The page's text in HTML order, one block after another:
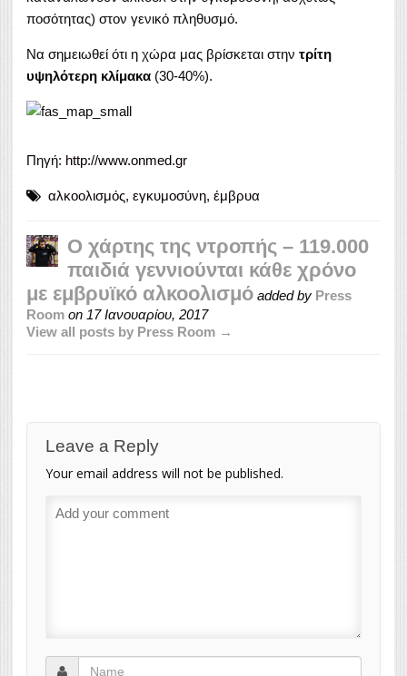
ποσότητας) στον γενικό πληθυσμό.
Να σημειωθεί ότι η χώρα μας βρίσκεται στην τρίτη
υψηλότερη κλίμακα (30-40%).
Πηγή: http://www.onmed.gr
αλκοολισμός, εγκυμοσύνη, έμβρυα
Ο χάρτης της ντροπής – 119.000
παιδιά γεννιούνται κάθε χρόνο
με εμβρυϊκό αλκοολισμό added by Press
Room on 17 Ιανουαρίου, 2017
View all posts by Press Room →
Leave a Reply
Your email address will not be published.